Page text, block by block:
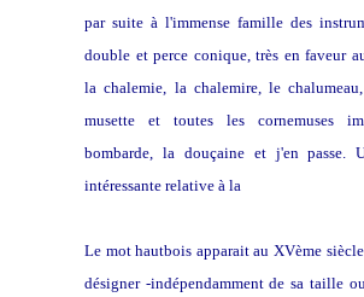
par suite à l'immense famille des
double et perce conique, très en faveur
la chalemie, la chalemire, le
musette et toutes les cornemuses
bombarde, la douçaine et j'en passe.
intéressante relative à la
Le mot hautbois apparait au XVème
désigner -indépendamment de sa taille